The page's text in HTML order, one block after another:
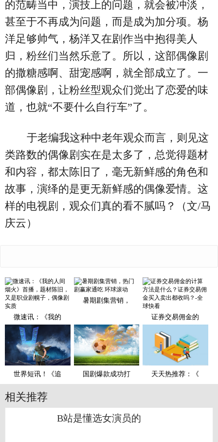
的范畴当中，演技上的问题，就会被冲淡，
甚至于不再成为问题，而是成为加分项。杨
洋足够帅气，杨洋又在剧作当中抱得美人
归，粉丝们当然乐意了。所以，这部偶像剧
的撒糖感啊、甜宠感啊，就全部成立了。一
部偶像剧，让粉丝型观众们觉出了恋爱的味
道，也就“不要什么自行车”了。
于老编我这种中老年观众而言，则见这
类路数的偶像剧实在是太多了，总觉得题材
和内容，都太陈旧了，毫无新鲜感的角色和
故事，演绎的是更无新鲜感的偶像爱情。这
样的电视剧，观众们真的看不腻吗？（文/马
庆云）
微速讯：《我的
暑期剧集营销，
证券交易佣金的
世界短讯！《追 国剧爆款成功打 天天热推荐：《
相关推荐
B站是懂选女演员的